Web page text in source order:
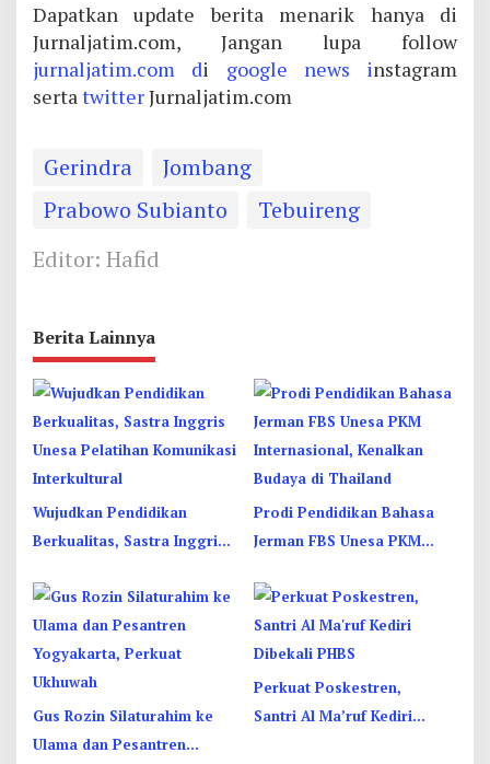
Dapatkan update berita menarik hanya di
Jurnaljatim.com, Jangan lupa follow
jurnaljatim.com di google news instagram
sertatwitterJurnaljatim.com
Gerindra
Jombang
Prabowo Subianto
Tebuireng
Editor: Hafid
Berita Lainnya
Wujudkan Pendidikan
Berkualitas, Sastra Inggris
Interkultural
Prodi Pendidikan Bahasa
Jerman FBS Unesa PKM
Budaya di Thailand
Gus Rozin Silaturahim ke
Ulama dan Pesantren
Perkuat Poskestren,
Santri Al Ma’ruf Kediri